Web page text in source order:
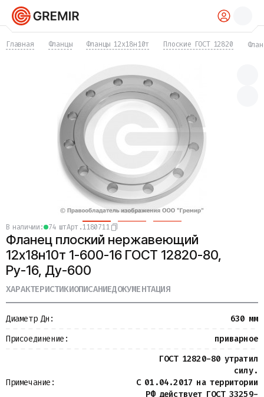
Переходы
Тройники
Заглушки
Задвижки
Компенсаторы
Фасонные части
Крепеж
Прокладки и уплотнения
Теплоизоляция
Металлопрокат
Измерительные приборы
Баки
Водомерные узлы
Запорная арматура
Главная Фланцы Фланцы 12х18н10т Плоские ГОСТ 12820
в наличии: 74 штАрт.1180711
Фланец плоский нержавеющий
12х18н10т 1-600-16 ГОСТ 12820-80,
Ру-16, Ду-600
ХАРАКТЕРИСТИКИОПИСАНИЕДОКУМЕНТАЦИЯ
Диаметр Дн:
630 мм
Присоединение:
приварное
Примечание:
ГОСТ 12820-80 утратил
силу.
С 01.04.2017 на территории
РФ действует ГОСТ 33259-